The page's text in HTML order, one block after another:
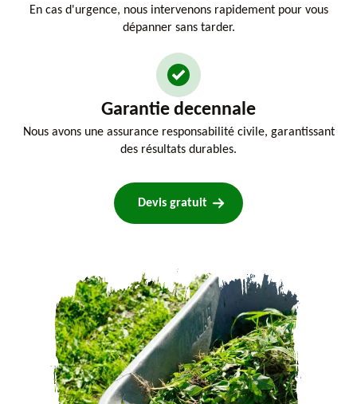
En cas d'urgence, nous intervenons rapidement pour vous
dépanner sans tarder.
Garantie decennale
Nous avons une assurance responsabilité civile, garantissant
des résultats durables.
Devis gratuit